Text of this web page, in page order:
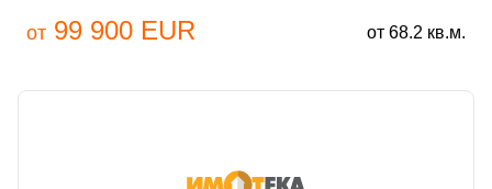
от 99 900 EUR от 68.2 кв.м.